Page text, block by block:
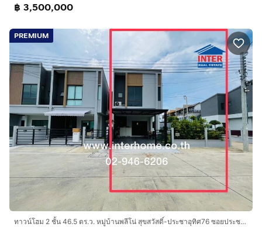
฿ 3,500,000
PREMIUM
ทาวน์โฮม 2 ชั้น 46.5 ตร.ว. หมู่บ้านพลีโน่ สุขสวัสดิ์-ประชาอุทิศ76 ซอยประชาอุทิศ76 ถนนประชาอุทิศ เขตทุ่งครุ กรุงเทพมหานคร